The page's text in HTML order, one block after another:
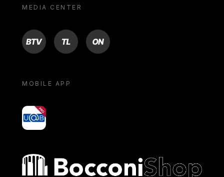
MEDIA CENTER
BTV TL ON
MOBILE APP
yoU@B
Bocconi shop